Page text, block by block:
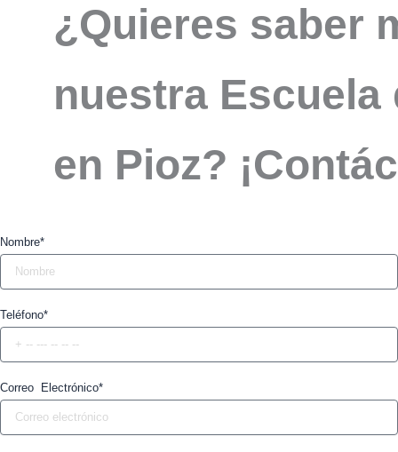
¿Quieres saber
nuestra
en Pioz?
Nombre*
Teléfono*
Correo Electrónico*